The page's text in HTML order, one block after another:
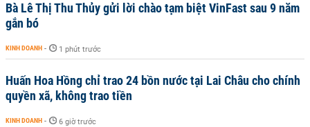
Bà Lê Thị Thu Thủy gửi lời chào tạm biệt VinFast sau 9 năm
gắn bó
KINH DOANH - 1 phút trước
Huấn Hoa Hồng chỉ trao 24 bồn nước tại Lai Châu cho chính
quyền xã, không trao tiền
KINH DOANH - 6 giờ trước